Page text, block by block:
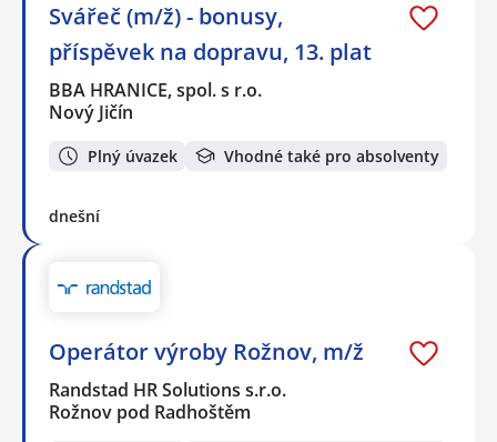
Svářeč (m/ž) - bonusy,
příspěvek na dopravu, 13. plat
BBA HRANICE, spol. s r.o.
Nový Jičín
Plný úvazek Vhodné také pro absolventy
dnešní
Operátor výroby Rožnov, m/ž
Randstad HR Solutions s.r.o.
Rožnov pod Radhoštěm